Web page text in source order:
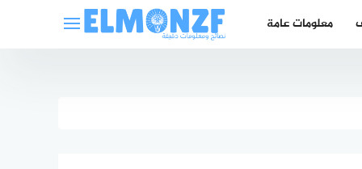
معلومات عامة